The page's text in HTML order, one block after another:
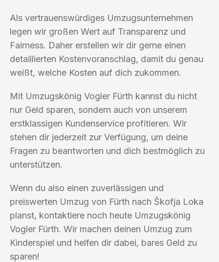
Als vertrauenswürdiges Umzugsunternehmen
legen wir großen Wert auf Transparenz und
Fairness. Daher erstellen wir dir gerne einen
detaillierten Kostenvoranschlag, damit du genau
weißt, welche Kosten auf dich zukommen.
Mit Umzugskönig Vogler Fürth kannst du nicht
nur Geld sparen, sondern auch von unserem
erstklassigen Kundenservice profitieren. Wir
stehen dir jederzeit zur Verfügung, um deine
Fragen zu beantworten und dich bestmöglich zu
unterstützen.
Wenn du also einen zuverlässigen und
preiswerten Umzug von Fürth nach Škofja Loka
planst, kontaktiere noch heute Umzugskönig
Vogler Fürth. Wir machen deinen Umzug zum
Kinderspiel und helfen dir dabei, bares Geld zu
sparen!